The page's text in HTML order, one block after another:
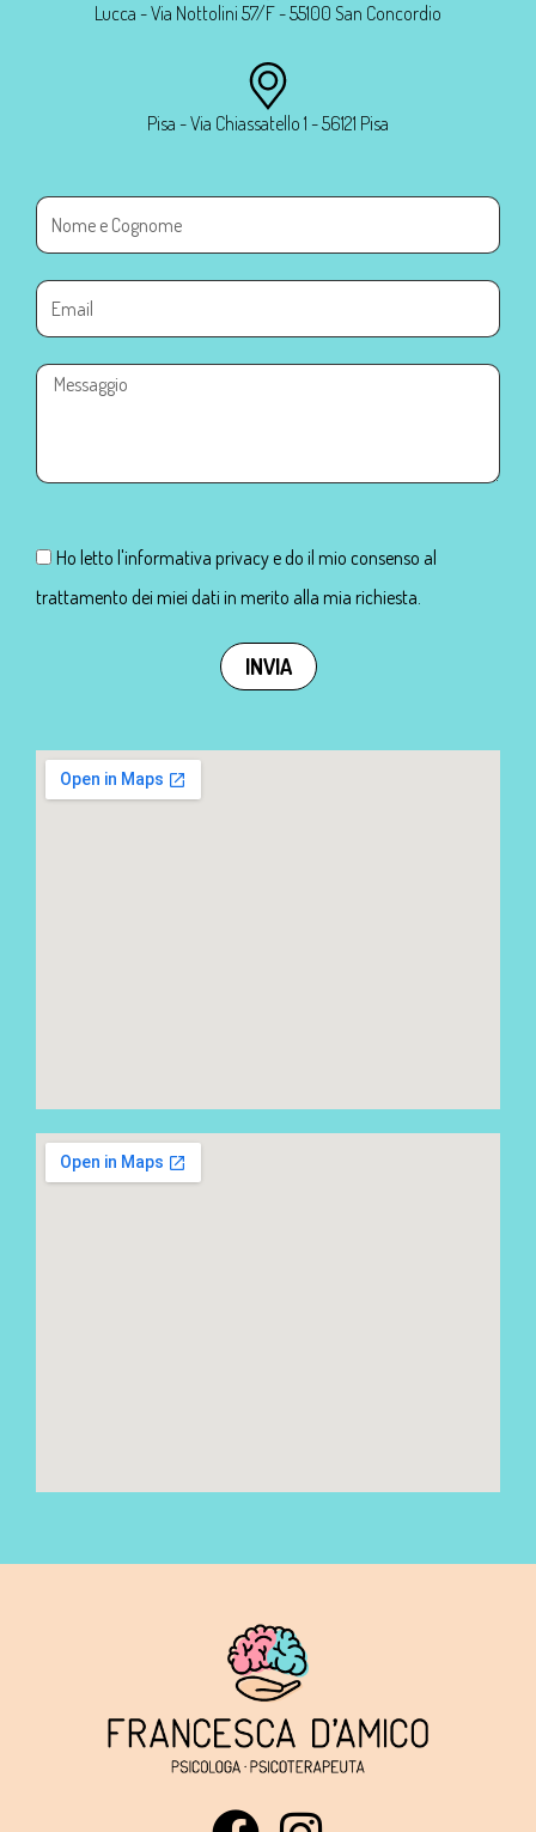
Lucca - Via Nottolini 57/F - 55100 San Concordio
Pisa - Via Chiassatello 1 - 56121 Pisa
Ho letto l'informativa privacy e do il mio consenso al
trattamento dei miei dati in merito alla mia richiesta.
INVIA